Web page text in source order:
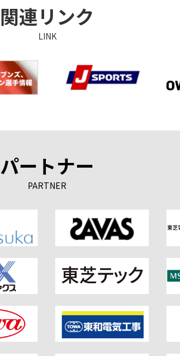
関連リンク
LINK
パートナー
PARTNER